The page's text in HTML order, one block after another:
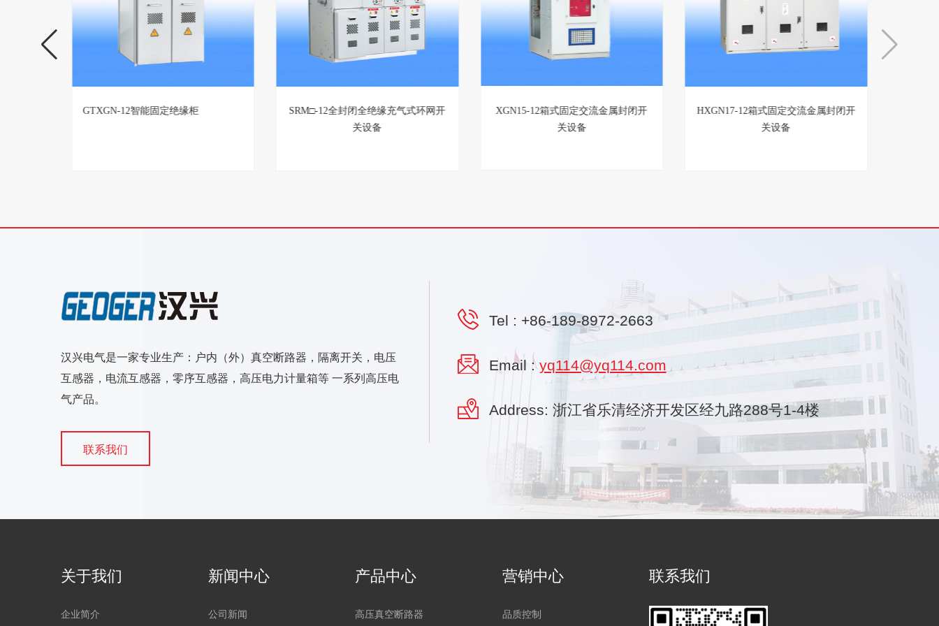
GTXGN-12智能固定绝缘柜
SRM□-12全封闭全绝缘充气式环网开
关设备
XGN15-12箱式固定交流金属封闭开
关设备
HXGN17-12箱式固定交流金属封闭开
关设备
汉兴电气是一家专业生产：户内（外）真空断路器，隔离开关，电压
互感器，电流互感器，零序互感器，高压电力计量箱等 一系列高压电
气产品。
联系我们
Tel : +86-189-8972-2663
Email :yq114@yq114.com
Address: 浙江省乐清经济开发区经九路288号1-4楼
关于我们
企业简介
新闻中心
公司新闻
产品中心
高压真空断路器
营销中心
品质控制
联系我们